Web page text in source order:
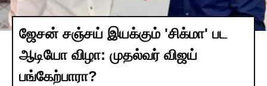
ஜேசன் சஞ்சய் இயக்கும் 'சிக்மா' பட
ஆடியோ விழா: முதல்வர் விஜய்
பங்கேற்பாரா?